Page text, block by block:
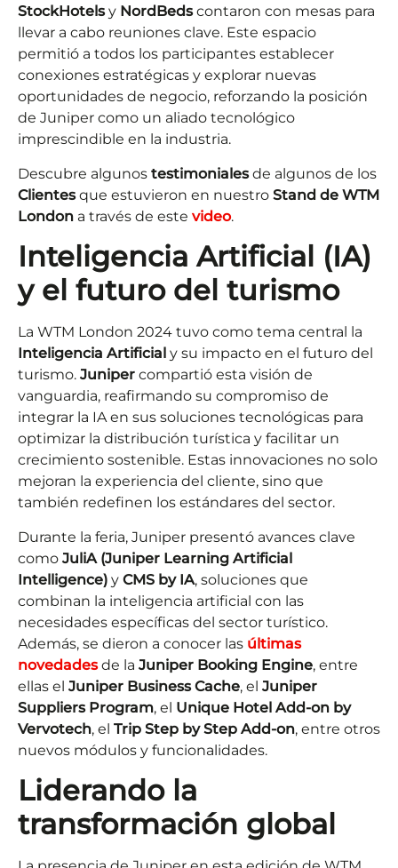
StockHotelsy NordBedscontaron con mesas para
llevar a cabo reuniones clave. Este espacio
permitió a todos los participantes establecer
conexiones estratégicas y explorar nuevas
oportunidades de negocio, reforzando la posición
de Juniper como un aliado tecnológico
imprescindible en la industria.
Descubre algunos testimonialesde algunos de los
Clientesque estuvieron en nuestro Stand de WTM
London a través de este video.
Inteligencia Artificial (IA)
y el futuro del turismo
La WTM London 2024 tuvo como tema central la
Inteligencia Artificial y su impacto en el futuro del
turismo. Juniper compartió esta visión de
vanguardia, reafirmando su compromiso de
integrar la IA en sus soluciones tecnológicas para
optimizar la distribución turística y facilitar un
crecimiento sostenible. Estas innovaciones no solo
mejoran la experiencia del cliente, sino que
también redefinen los estándares del sector.
Durante la feria, Juniper presentó avances clave
como JuliA (Juniper Learning Artificial
Intelligence) y CMS by IA, soluciones que
combinan la inteligencia artificial con las
necesidades específicas del sector turístico.
Además, se dieron a conocer las últimas
novedades de la Juniper Booking Engine, entre
ellas el Juniper Business Cache, el Juniper
Suppliers Program, el Unique Hotel Add-on by
Vervotech, el Trip Step by Step Add-on, entre otros
nuevos módulos y funcionalidades.
Liderando la
transformación global